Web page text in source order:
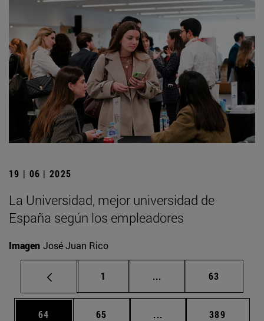
19 | 06 | 2025
La Universidad, mejor universidad de
España según los empleadores
Imagen José Juan Rico
Página
1 ... Páginas intermedias
Página
63
Página
64 Página
65 ... Páginas intermedias
Página
389